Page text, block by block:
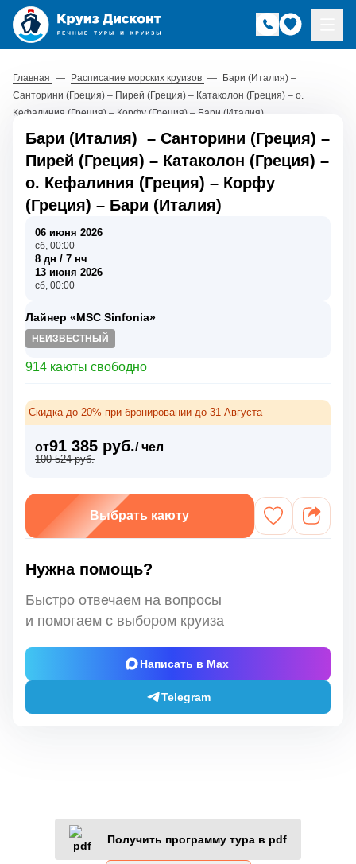
Главная — Расписание морских круизов — Бари (Италия) –
Санторини (Греция) – Пирей (Греция) – Катаколон (Греция) – о.
Кефалиния (Греция) – Корфу (Греция) – Бари (Италия)
Бари (Италия) – Санторини (Греция) –
Пирей (Греция) – Катаколон (Греция) –
о. Кефалиния (Греция) – Корфу
(Греция) – Бари (Италия)
06 июня 2026
сб, 00:00
8 дн / 7 нч
13 июня 2026
сб, 00:00
Лайнер «MSC Sinfonia»
НЕИЗВЕСТНЫЙ
914 каюты свободно
Скидка до 20% при бронировании до 31 Августа
от91 385 руб./ чел
100 524 руб.
Выбрать каюту
Нужна помощь?
Быстро отвечаем на вопросы
и помогаем с выбором круиза
Написать в Max
Telegram
Получить программу тура в pdf